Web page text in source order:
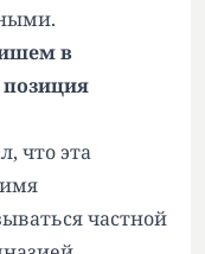
в
что эта
частной